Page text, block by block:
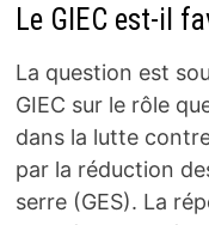
Le GIEC est-il
La question est
GIEC sur le rôle
dans la lutte
par la réduction
serre (GES). La